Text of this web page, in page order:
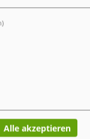
und das iOS-
Alle akzeptieren